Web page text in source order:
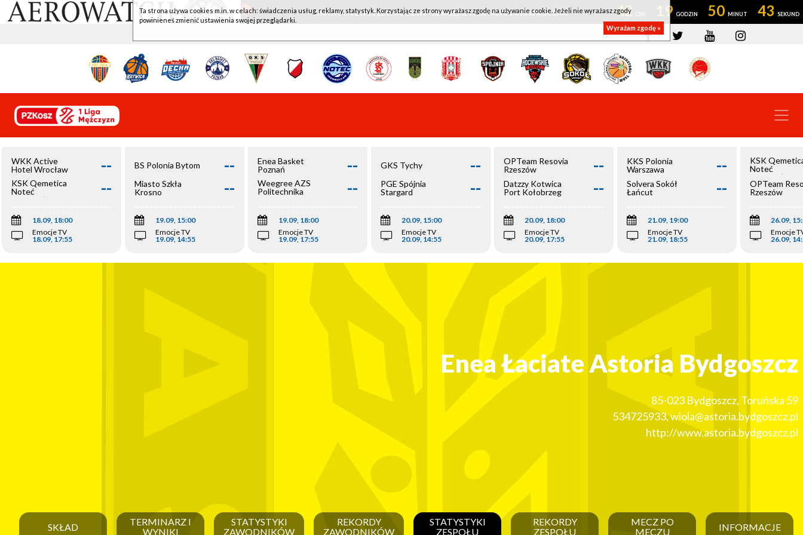
WKK ACTIVE HOTEL WROCŁAW - KSK QEMETICA NOTEĆ INOWROCŁAW 42 19 50 43
WKK Active
Hotel Wrocław
--
KSK Qemetica
Noteć
Inowrocław
--
18.09, 18:00
Emocje TV
18.09, 17:55
BS Polonia Bytom --
Miasto Szkła
Krosno
--
19.09, 15:00
Emocje TV
19.09, 14:55
Enea Basket
Poznań
--
Weegree AZS
Politechnika
--
19.09, 18:00
Emocje TV
19.09, 17:55
GKS Tychy --
PGE Spójnia
Stargard
--
20.09, 15:00
Emocje TV
20.09, 14:55
OPTeam Resovia
Rzeszów
--
Datzzy Kotwica
Port Kołobrzeg
--
20.09, 18:00
Emocje TV
20.09, 17:55
KKS Polonia
Warszawa
--
Solvera Sokół
Łańcut
--
21.09, 19:00
Emocje TV
21.09, 18:55
KSK
Noteć
Inowrocław
OPTeam
Rzeszów
26.09,
Emocje
26.09,
Enea Łaciate Astoria Bydgoszcz
85-023 Bydgoszcz, Toruńska 59
534725933,wiola@astoria.bydgoszcz.pl
http://www.astoria.bydgoszcz.pl
SKŁAD
TERMINARZ I
WYNIKI
STATYSTYKI
ZAWODNIKÓW
REKORDY
ZAWODNIKÓW
STATYSTYKI
ZESPOŁU
REKORDY
ZESPOŁU
MECZ PO
MECZU
INFORMACJE
Ta strona używa cookies m.in. w celach: świadczenia usług, reklamy, statystyk. Korzystając ze strony wyrażasz zgodę na używanie cookie. Jeżeli nie wyrażasz zgody
powinieneś zmienić ustawienia swojej przeglądarki.
Wyrażam zgodę »